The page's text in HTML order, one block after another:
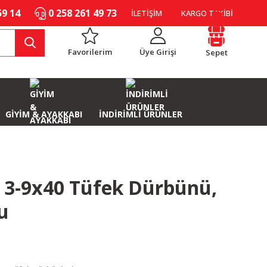
14 0 258 261 49 73 İLETİŞİM KARGO TAKİBİ
Favorilerim Üye Girişi Sepet
GİYİM & AYAKKABI İNDİRİMLİ ÜRÜNLER
9x40 Tüfek Dürbünü,